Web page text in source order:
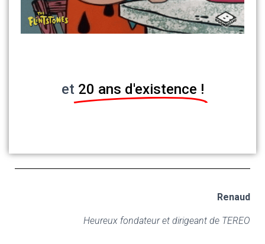
et 20 ans d'existence !
Renaud
Heureux fondateur et dirigeant de TEREO